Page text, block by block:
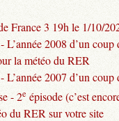
France 3 19h le 1/10/
2008 d’un coup
la météo du RER
2007 d’un coup
- 2e épisode (c’est
du RER sur votre site